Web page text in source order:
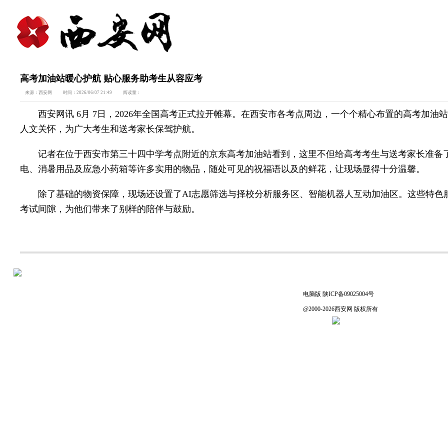
高考加油站暖心护航 贴心服务助考生从容应考
来源： 西安网 时间： 2026/06/07 21:49 阅读量：
西安网讯 6月 7日，2026年全国高考正式拉开帷幕。在西安市各考点周边，一个个精心布置的高考加油
人文关怀，为广大考生和送考家长保驾护航。
记者在位于西安市第三十四中学考点附近的京东高考加油站看到，这里不但给高考考生与送考家长准备
电、消暑用品及应急小药箱等许多实用的物品，随处可见的祝福语以及的鲜花，让现场显得十分温馨。
除了基础的物资保障，现场还设置了AI志愿筛选与择校分析服务区、智能机器人互动加油区。这些特色
考试间隙，为他们带来了别样的陪伴与鼓励。
电脑版 陕ICP备09025004号
@2000-2026西安网 版权所有